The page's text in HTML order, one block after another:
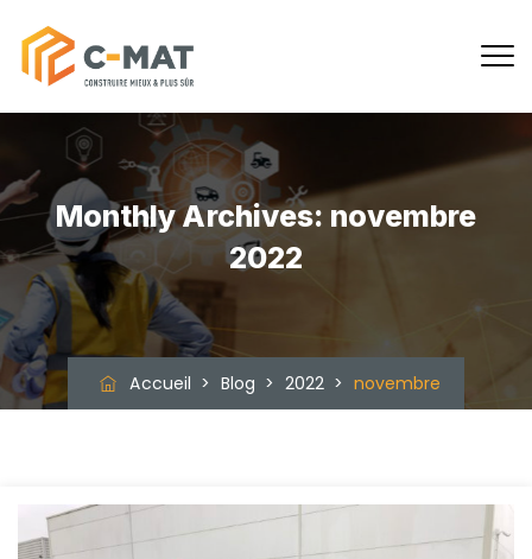
Monthly Archives: novembre
2022
Accueil > Blog > 2022 > novembre